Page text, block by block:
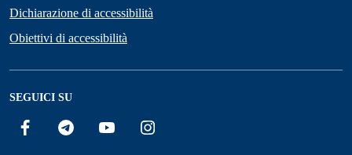
Dichiarazione di accessibilità
Obiettivi di accessibilità
SEGUICI SU
Facebook Telegram YouTube